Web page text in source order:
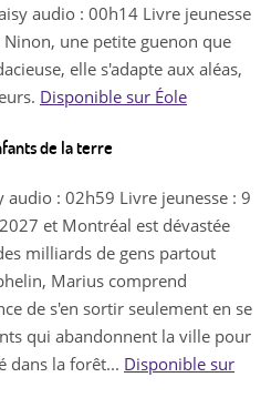
audio : 00h14 Livre jeunesse
Ninon, une petite guenon que
elle s'adapte aux aléas,
Disponible sur Éole
de la terre
audio : 02h59 Livre jeunesse : 9
et Montréal est dévastée
milliards de gens partout
Marius comprend
de s'en sortir seulement en se
qui abandonnent la ville pour
dans la forêt... Disponible sur